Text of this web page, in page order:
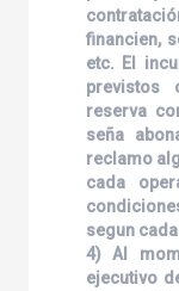
financien,
etc. El
previstos
reserva
seña
reclamo
cada
segun
4) Al
ejecutivo